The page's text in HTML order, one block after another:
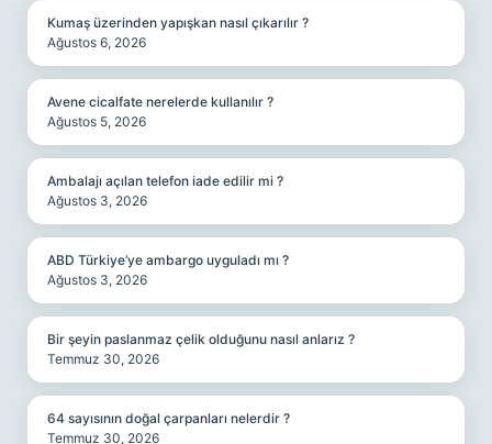
Kumaş üzerinden yapışkan nasıl çıkarılır ?
Ağustos 6, 2026
Avene cicalfate nerelerde kullanılır ?
Ağustos 5, 2026
Ambalajı açılan telefon iade edilir mi ?
Ağustos 3, 2026
ABD Türkiye’ye ambargo uyguladı mı ?
Ağustos 3, 2026
Bir şeyin paslanmaz çelik olduğunu nasıl anlarız ?
Temmuz 30, 2026
64 sayısının doğal çarpanları nelerdir ?
Temmuz 30, 2026